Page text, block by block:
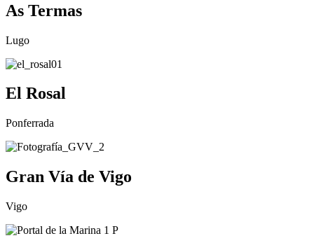
As Termas
Lugo
El Rosal
Ponferrada
Gran Vía de Vigo
Vigo